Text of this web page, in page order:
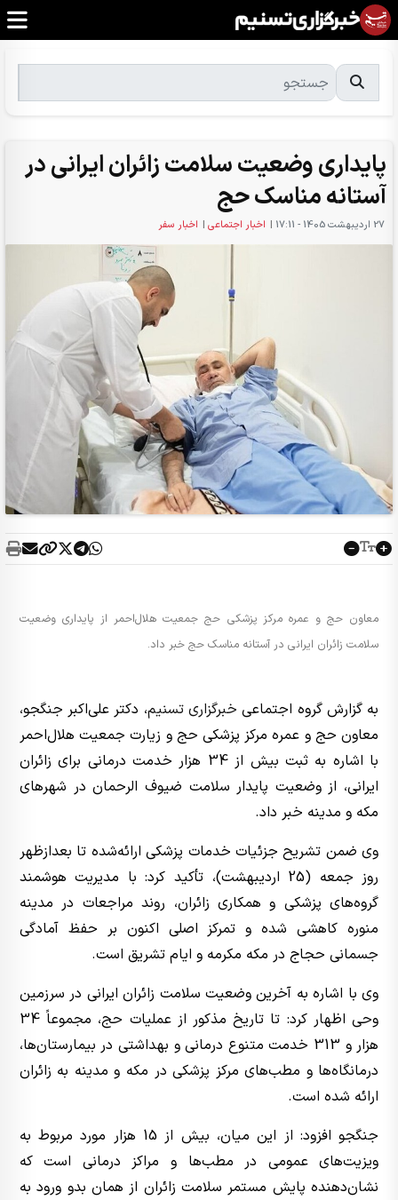
پایداری وضعیت سلامت زائران ایرانی در
آستانه مناسک حج
27 ارديبهشت 1405 - 17:11 | اخبار اجتماعی | اخبار سفر
معاون حج و عمره مرکز پزشکی حج جمعیت هلال‌احمر از پایداری وضعیت
سلامت زائران ایرانی در آستانه مناسک حج خبر داد.
به گزارش گروه اجتماعی خبرگزاری تسنیم، دکتر علی‌اکبر جنگجو،
معاون حج و عمره مرکز پزشکی حج و زیارت جمعیت هلال‌احمر
با اشاره به ثبت بیش از 34 هزار خدمت درمانی برای زائران
ایرانی، از وضعیت پایدار سلامت ضیوف الرحمان در شهرهای
مکه و مدینه خبر داد.
وی ضمن تشریح جزئیات خدمات پزشکی ارائه‌شده تا بعدازظهر
روز جمعه (25 اردیبهشت)، تأکید کرد: با مدیریت هوشمند
گروه‌های پزشکی و همکاری زائران، روند مراجعات در مدینه
منوره کاهشی شده و تمرکز اصلی اکنون بر حفظ آمادگی
جسمانی حجاج در مکه مکرمه و ایام تشریق است.
وی با اشاره به آخرین وضعیت سلامت زائران ایرانی در سرزمین
وحی اظهار کرد: تا تاریخ مذکور از عملیات حج، مجموعاً 34
هزار و 313 خدمت متنوع درمانی و بهداشتی در بیمارستان‌ها،
درمانگاه‌ها و مطب‌های مرکز پزشکی در مکه و مدینه به زائران
ارائه شده است.
جنگجو افزود: از این میان، بیش از 15 هزار مورد مربوط به
ویزیت‌های عمومی در مطب‌ها و مراکز درمانی است که
نشان‌دهنده پایش مستمر سلامت زائران از همان بدو ورود به